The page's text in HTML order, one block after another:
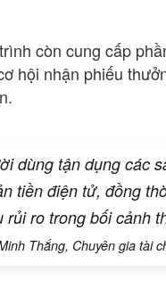
còn cung cấp
hội nhận phiếu
dùng tận dụng các
tiền điện tử, đồng
rủi ro trong bối cảnh
Thắng, Chuyên gia tài